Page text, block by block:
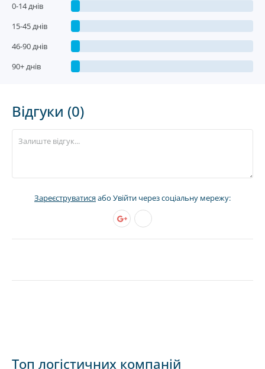
0-14 днів
15-45 днів
46-90 днів
90+ днів
Відгуки (0)
Зареєструватисяабо Увійти через соціальну мережу:
Топ логістичних компаній